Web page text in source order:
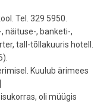
Tel. 329 5950.
näituse-, banketi-,
tall-tõllakuuris hotell.
Kuulub ärimees
oli müügis